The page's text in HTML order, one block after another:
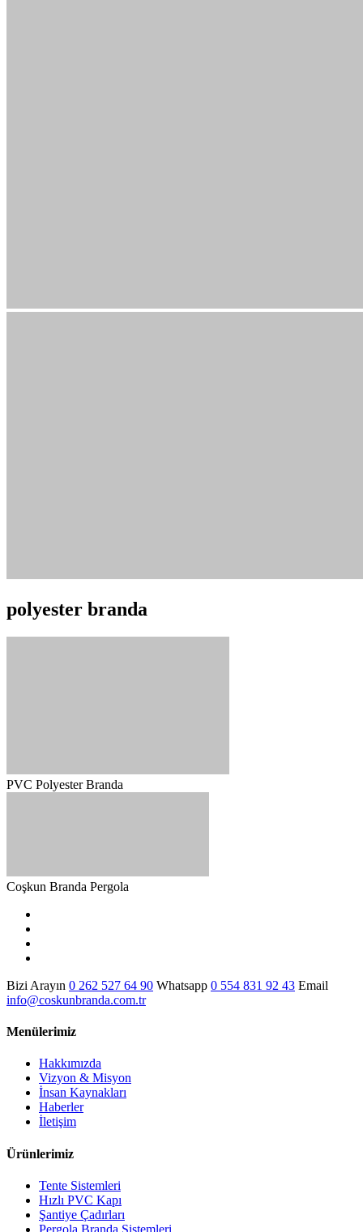
polyester branda
PVC Polyester Branda
Coşkun Branda Pergola
Bizi Arayın 0 262 527 64 90 Whatsapp 0 554 831 92 43 Email
info@coskunbranda.com.tr
Menülerimiz
Hakkımızda
Vizyon & Misyon
İnsan Kaynakları
Haberler
İletişim
Ürünlerimiz
Tente Sistemleri
Hızlı PVC Kapı
Şantiye Çadırları
Pergola Branda Sistemleri